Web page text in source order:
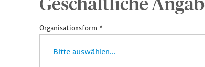
Organisationsform *